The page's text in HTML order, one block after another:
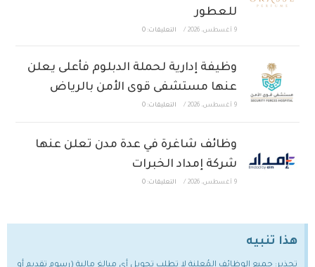
للعطور
9 أغسطس، 2026 / التعليقات: 0
وظيفة إدارية لحملة الدبلوم فأعلى يعلن
عنها مستشفى قوى الأمن بالرياض
9 أغسطس، 2026 / التعليقات: 0
وظائف شاغرة في عدة مدن تعلن عنها
شركة إمداد الخبرات
9 أغسطس، 2026 / التعليقات: 0
هذا تنبيه